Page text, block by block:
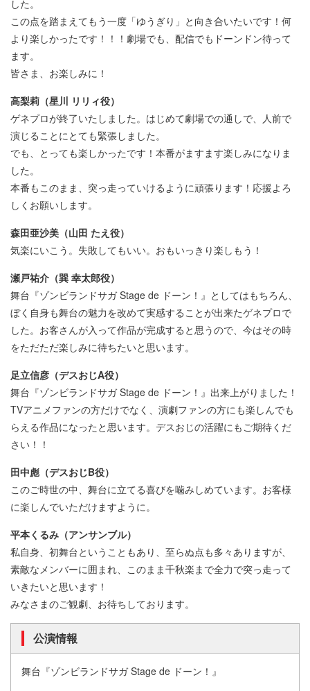
した。
この点を踏まえてもう一度「ゆうぎり」と向き合いたいです！何
より楽しかったです！！！劇場でも、配信でもドーンドン待って
ます。
皆さま、お楽しみに！
高梨莉（星川 リリィ役）
ゲネプロが終了いたしました。はじめて劇場での通しで、人前で
演じることにとても緊張しました。
でも、とっても楽しかったです！本番がますます楽しみになりま
した。
本番もこのまま、突っ走っていけるように頑張ります！応援よろ
しくお願いします。
森田亜沙美（山田 たえ役）
気楽にいこう。失敗してもいい。おもいっきり楽しもう！
瀬戸祐介（巽 幸太郎役）
舞台『ゾンビランドサガ Stage de ドーン！』としてはもちろん、
ぼく自身も舞台の魅力を改めて実感することが出来たゲネプロで
した。お客さんが入って作品が完成すると思うので、今はその時
をただただ楽しみに待ちたいと思います。
足立信彦（デスおじA役）
舞台『ゾンビランドサガ Stage de ドーン！』出来上がりました！
TVアニメファンの方だけでなく、演劇ファンの方にも楽しんでも
らえる作品になったと思います。デスおじの活躍にもご期待くだ
さい！！
田中彪（デスおじB役）
このご時世の中、舞台に立てる喜びを噛みしめています。お客様
に楽しんでいただけますように。
平本くるみ（アンサンブル）
私自身、初舞台ということもあり、至らぬ点も多々ありますが、
素敵なメンバーに囲まれ、このまま千秋楽まで全力で突っ走って
いきたいと思います！
みなさまのご観劇、お待ちしております。
公演情報
舞台『ゾンビランドサガ Stage de ドーン！』